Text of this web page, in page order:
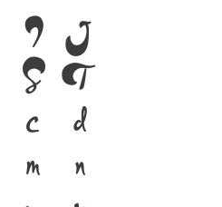
I J
S T
c d
m n